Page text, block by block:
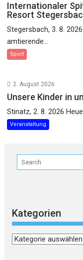
Internationaler
Resort
Stegersbach, 3. 8.
amtierende...
Sport
2. August 2026
Unsere Kinder in
Stinatz, 2. 8. 2026
Veranstaltung
Kategorien
Kategorien